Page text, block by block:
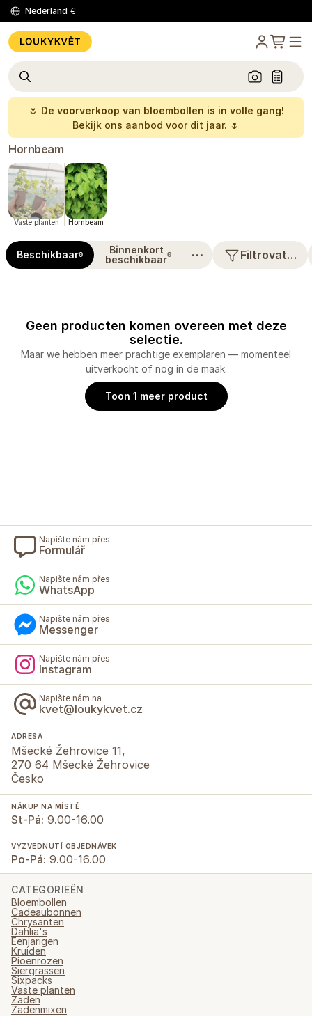
Nederland €
🌷 De voorverkoop van bloembollen is in volle gang!
Bekijk ons aanbod voor dit jaar. 🌷
Hornbeam
Vaste planten Hornbeam
Beschikbaar0
Binnenkort
beschikbaar0 ⋯ Filtrovat…
Geen producten komen overeen met deze
selectie.
Maar we hebben meer prachtige exemplaren — momenteel
uitverkocht of nog in de maak.
Toon 1 meer product
Napište nám přes
Formulář
Napište nám přes
WhatsApp
Napište nám přes
Messenger
Napište nám přes
Instagram
Napište nám na
kvet@loukykvet.cz
ADRESA
Mšecké Žehrovice 11,
270 64 Mšecké Žehrovice
Česko
NÁKUP NA MÍSTĚ
St-Pá: 9.00-16.00
VYZVEDNUTÍ OBJEDNÁVEK
Po-Pá: 9.00-16.00
CATEGORIEËN
Bloembollen
Cadeaubonnen
Chrysanten
Dahlia's
Eenjarigen
Kruiden
Pioenrozen
Siergrassen
Sixpacks
Vaste planten
Zaden
Zadenmixen